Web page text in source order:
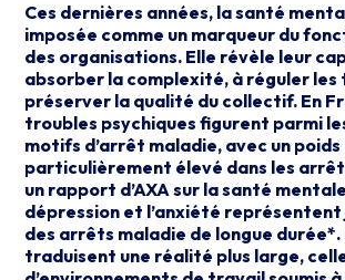
Ces dernières années, la santé
imposée comme un marqueur du
des organisations. Elle révèle leur
absorber la complexité, à réguler les
préserver la qualité du collectif. En
troubles psychiques figurent parmi
motifs d’arrêt maladie, avec un poids
particulièrement élevé dans les
un rapport d’AXA sur la santé
dépression et l’anxiété représentent
des arrêts maladie de longue durée*.
traduisent une réalité plus large,